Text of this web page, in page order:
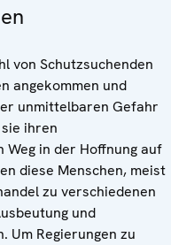
von Schutzsuchenden
angekommen und
unmittelbaren Gefahr
ihren
in der Hoffnung auf
diese Menschen, meist
zu verschiedenen
und
Um Regierungen zu